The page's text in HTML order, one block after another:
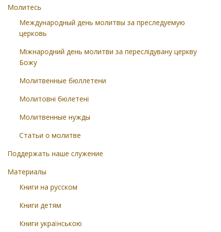
Молитесь
Международный день молитвы за преследуемую
церковь
Міжнародний день молитви за переслідувану церкву
Божу
Молитвенные бюллетени
Молитовні бюлетені
Молитвенные нужды
Статьи о молитве
Поддержать наше служение
Материалы
Книги на русском
Книги детям
Книги українською